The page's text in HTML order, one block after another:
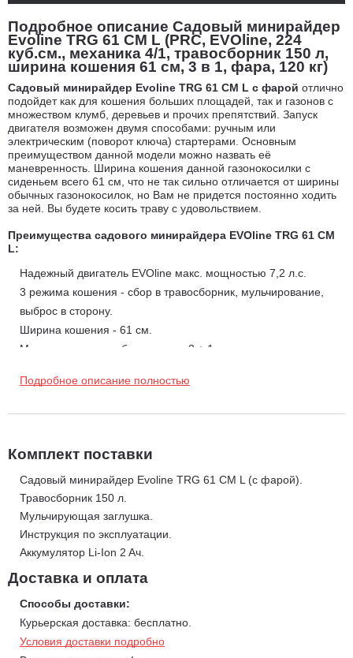
Подробное описание Садовый минирайдер
Evoline TRG 61 CM L (PRC, EVOline, 224
куб.см., механика 4/1, травосборник 150 л,
ширина кошения 61 см, 3 в 1, фара, 120 кг)
Садовый минирайдер Evoline TRG 61 CM L с фарой отлично
подойдет как для кошения больших площадей, так и газонов с
множеством клумб, деревьев и прочих препятствий. Запуск
двигателя возможен двумя способами: ручным или
электрическим (поворот ключа) стартерами. Основным
преимуществом данной модели можно назвать её
маневренность. Ширина кошения данной газонокосилки с
сиденьем всего 61 см, что не так сильно отличается от ширины
обычных газонокосилок, но Вам не придется постоянно ходить
за ней. Вы будете косить траву с удовольствием.
Преимущества садового минирайдера EVOline TRG 61 CM
L:
Надежный двигатель EVOline макс. мощностью 7,2 л.с.
3 режима кошения - сбор в травосборник, мульчирование,
выброс в сторону.
Ширина кошения - 61 см.
Механическая коробка передач 3 + 1.
5 положений регулировки высоты кошения от 35 до 75 мм.
Компактные размеры для кошения в труднодоступных
местах.
Удобное кресло оператора.
Защитный бампер.
Подстаканник.
Светодиодные фары.
Подробное описание полностью
Комплект поставки
Садовый минирайдер Evoline TRG 61 CM L (с фарой).
Травосборник 150 л.
Мульчирующая заглушка.
Инструкция по эксплуатации.
Аккумулятор Li-Ion 2 Aч.
Доставка и оплата
Способы доставки:
Курьерская доставка: бесплатно.
Условия доставки подробно